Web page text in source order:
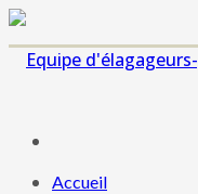
Accueil